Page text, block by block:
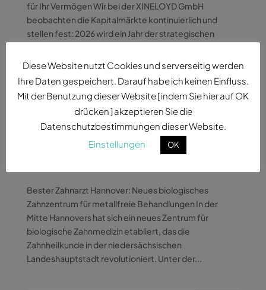
für Ihr Vermögen Wir bei der XINELOYD GmbH
beobachten die Kapitalmärkte kontinuierlich und
stellen fest: 2026 wird ein Jahr der strategischen
zwischen klassischen...
Bester Zahnarzt Hannover: Neues biologisches
Zahnzentrum für metallfreie Behandlungen
Bester Zahnarzt Hannover: Neues biologisches
Zahnzentrum für metallfreie Behandlungen In der
Mitte Hannovers hat sich ein neues Zentrum für
biologische Zahnmedizin etabliert, das die
Zahnheilkunde in der niedersächsischen
Landeshauptstadt revolutioniert. Unter der...
Diese Website nutzt Cookies und serverseitig werden
Ihre Daten gespeichert. Darauf habe ich keinen Einfluss.
Mit der Benutzung dieser Website [ indem Sie hier auf OK
drücken ] akzeptieren Sie die
Datenschutzbestimmungen dieser Website.
Einstellungen
OK